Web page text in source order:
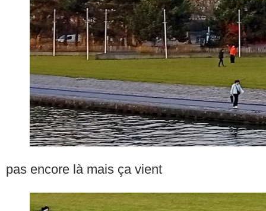
pas encore là mais ça vient